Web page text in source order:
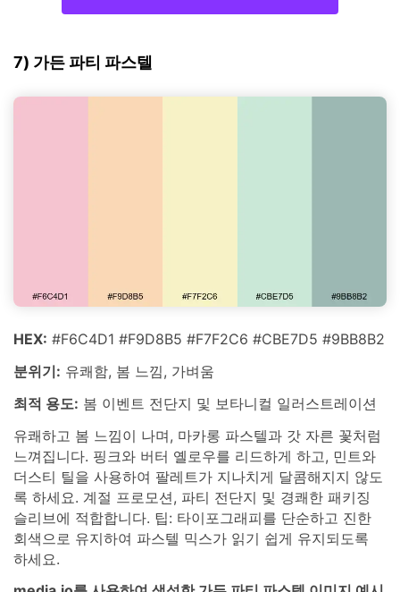
7) 가든 파티 파스텔
HEX: #F6C4D1 #F9D8B5 #F7F2C6 #CBE7D5 #9BB8B2
분위기: 유쾌함, 봄 느낌, 가벼움
최적 용도: 봄 이벤트 전단지 및 보타니컬 일러스트레이션
유쾌하고 봄 느낌이 나며, 마카롱 파스텔과 갓 자른 꽃처럼
느껴집니다. 핑크와 버터 옐로우를 리드하게 하고, 민트와
더스티 틸을 사용하여 팔레트가 지나치게 달콤해지지 않도
록 하세요. 계절 프로모션, 파티 전단지 및 경쾌한 패키징
슬리브에 적합합니다. 팁: 타이포그래피를 단순하고 진한
회색으로 유지하여 파스텔 믹스가 읽기 쉽게 유지되도록
하세요.